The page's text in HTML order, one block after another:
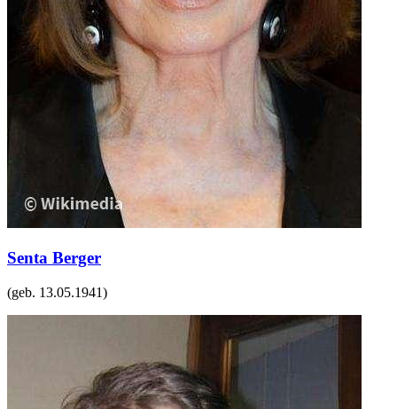
Senta Berger
(geb. 13.05.1941)